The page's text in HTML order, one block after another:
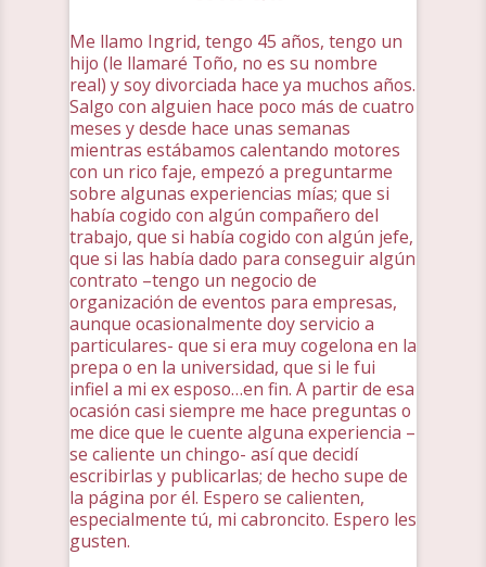
Me llamo Ingrid, tengo 45 años, tengo un
hijo (le llamaré Toño, no es su nombre
real) y soy divorciada hace ya muchos años.
Salgo con alguien hace poco más de cuatro
meses y desde hace unas semanas
mientras estábamos calentando motores
con un rico faje, empezó a preguntarme
sobre algunas experiencias mías; que si
había cogido con algún compañero del
trabajo, que si había cogido con algún jefe,
que si las había dado para conseguir algún
contrato –tengo un negocio de
organización de eventos para empresas,
aunque ocasionalmente doy servicio a
particulares- que si era muy cogelona en la
prepa o en la universidad, que si le fui
infiel a mi ex esposo…en fin. A partir de esa
ocasión casi siempre me hace preguntas o
me dice que le cuente alguna experiencia –
se caliente un chingo- así que decidí
escribirlas y publicarlas; de hecho supe de
la página por él. Espero se calienten,
especialmente tú, mi cabroncito. Espero les
gusten.